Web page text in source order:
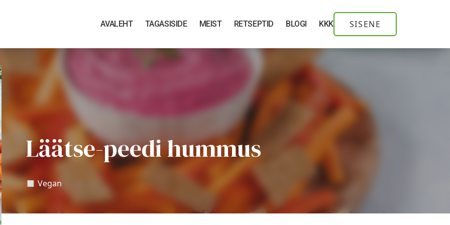
AVALEHT TAGASISIDE MEIST RETSEPTID BLOGI KKK SISENE
Läätse-peedi hummus
◻️ Vegan